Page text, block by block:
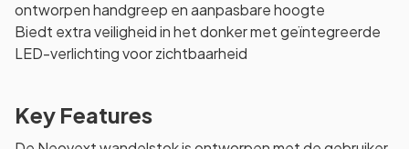
ontworpen handgreep en aanpasbare hoogte
Biedt extra veiligheid in het donker met geïntegreerde
LED-verlichting voor zichtbaarheid
Key Features